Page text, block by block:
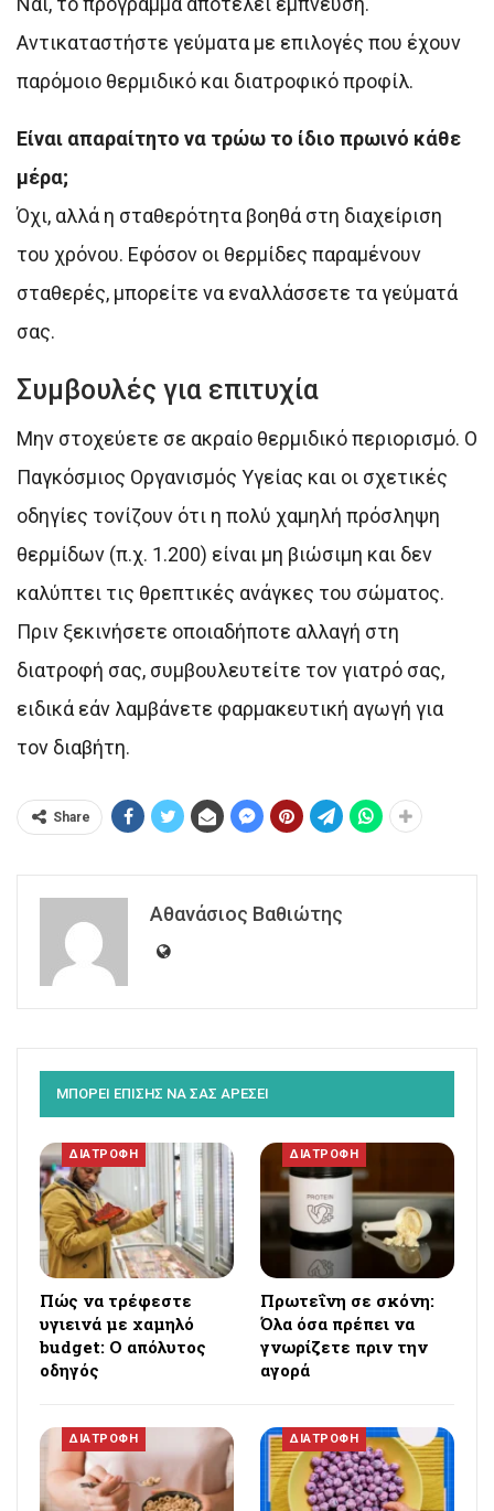
Αντικαταστήστε γεύματα με επιλογές που έχουν
παρόμοιο θερμιδικό και διατροφικό προφίλ.
Είναι απαραίτητο να τρώω το ίδιο πρωινό κάθε
μέρα;
Όχι, αλλά η σταθερότητα βοηθά στη διαχείριση
του χρόνου. Εφόσον οι θερμίδες παραμένουν
σταθερές, μπορείτε να εναλλάσσετε τα γεύματά
σας.
Συμβουλές για επιτυχία
Μην στοχεύετε σε ακραίο θερμιδικό περιορισμό. Ο
Παγκόσμιος Οργανισμός Υγείας και οι σχετικές
οδηγίες τονίζουν ότι η πολύ χαμηλή πρόσληψη
θερμίδων (π.χ. 1.200) είναι μη βιώσιμη και δεν
καλύπτει τις θρεπτικές ανάγκες του σώματος.
Πριν ξεκινήσετε οποιαδήποτε αλλαγή στη
διατροφή σας, συμβουλευτείτε τον γιατρό σας,
ειδικά εάν λαμβάνετε φαρμακευτική αγωγή για
τον διαβήτη.
Share
Αθανάσιος Βαθιώτης
ΜΠΟΡΕΙ ΕΠΙΣΗΣ ΝΑ ΣΑΣ ΑΡΕΣΕΙ
ΔΙΑΤΡΟΦΗ
Πώς να τρέφεστε
υγιεινά με χαμηλό
budget: Ο απόλυτος
οδηγός
ΔΙΑΤΡΟΦΗ
Πρωτεΐνη σε σκόνη:
Όλα όσα πρέπει να
γνωρίζετε πριν την
αγορά
ΔΙΑΤΡΟΦΗ ΔΙΑΤΡΟΦΗ